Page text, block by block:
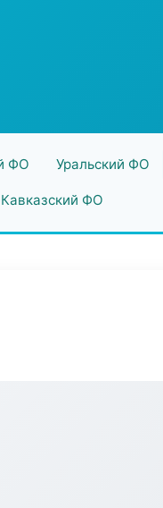
ФО Уральский ФО
ФО